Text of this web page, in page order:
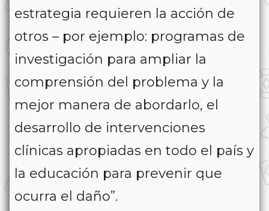
estrategia requieren la acción de
otros – por ejemplo: programas de
investigación para ampliar la
comprensión del problema y la
mejor manera de abordarlo, el
desarrollo de intervenciones
clínicas apropiadas en todo el país y
la educación para prevenir que
ocurra el daño”.